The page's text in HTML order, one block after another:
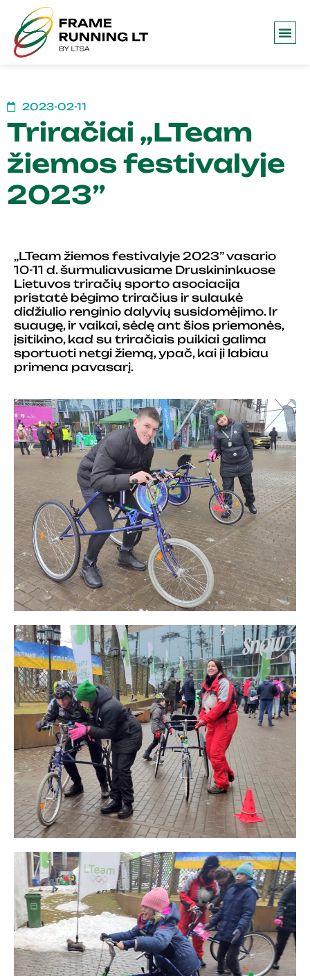
2023-02-11
Triračiai „LTeam
žiemos festivalyje
2023”
„LTeam žiemos festivalyje 2023” vasario
10-11 d. šurmuliavusiame Druskininkuose
Lietuvos triračių sporto asociacija
pristatė bėgimo triračius ir sulaukė
didžiulio renginio dalyvių susidomėjimo. Ir
suaugę, ir vaikai, sėdę ant šios priemonės,
įsitikino, kad su triračiais puikiai galima
sportuoti netgi žiemą, ypač, kai ji labiau
primena pavasarį.